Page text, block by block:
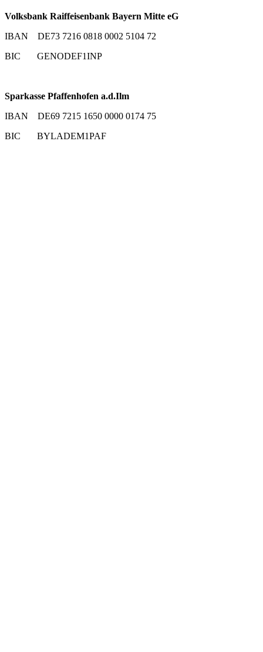
Volksbank Raiffeisenbank Bayern Mitte eG
IBAN DE73 7216 0818 0002 5104 72
BIC GENODEF1INP
Sparkasse Pfaffenhofen a.d.Ilm
IBAN DE69 7215 1650 0000 0174 75
BIC BYLADEM1PAF